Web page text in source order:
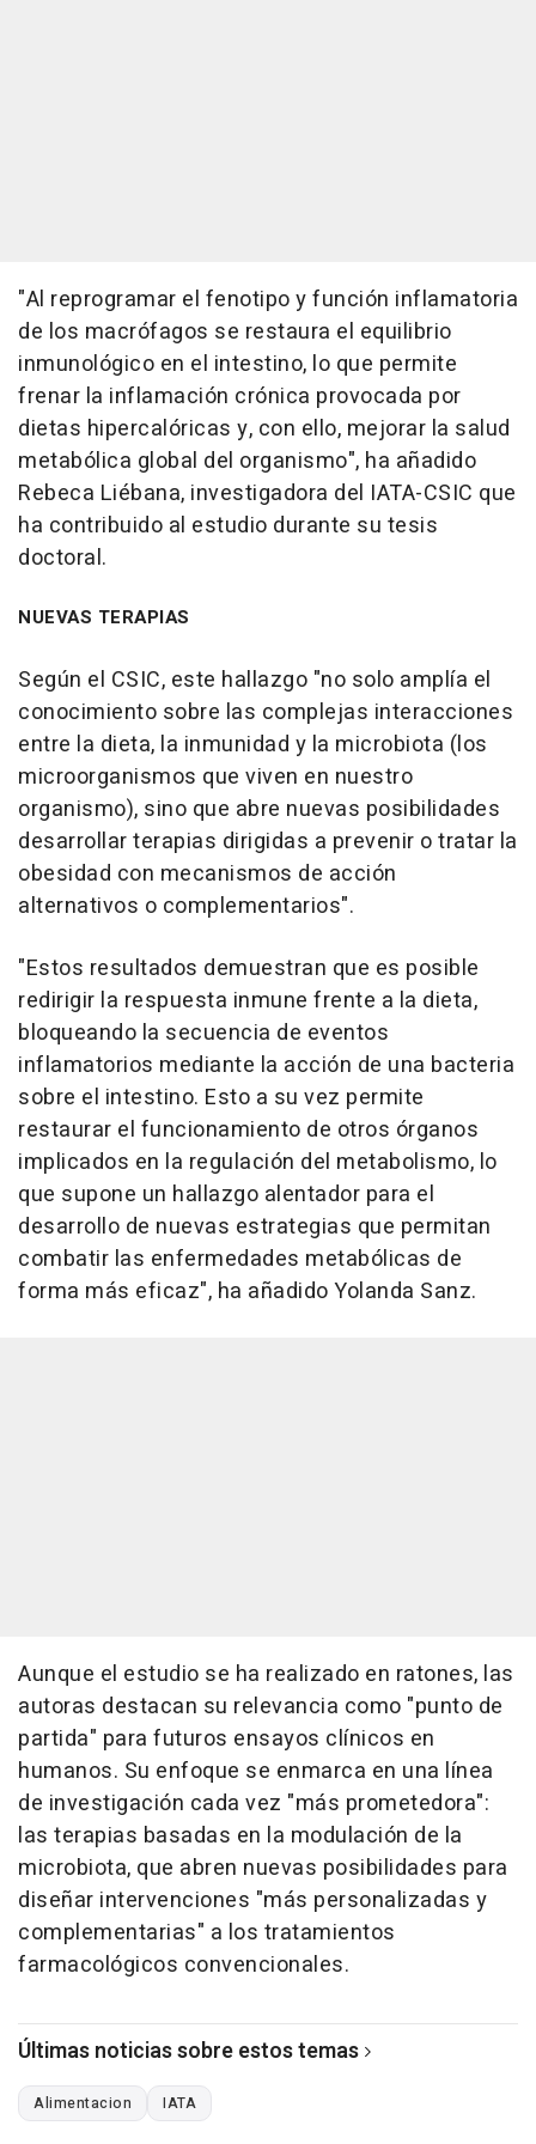
"Al reprogramar el fenotipo y función inflamatoria
de los macrófagos se restaura el equilibrio
inmunológico en el intestino, lo que permite
frenar la inflamación crónica provocada por
dietas hipercalóricas y, con ello, mejorar la salud
metabólica global del organismo", ha añadido
Rebeca Liébana, investigadora del IATA-CSIC que
ha contribuido al estudio durante su tesis
doctoral.
NUEVAS TERAPIAS
Según el CSIC, este hallazgo "no solo amplía el
conocimiento sobre las complejas interacciones
entre la dieta, la inmunidad y la microbiota (los
microorganismos que viven en nuestro
organismo), sino que abre nuevas posibilidades
desarrollar terapias dirigidas a prevenir o tratar la
obesidad con mecanismos de acción
alternativos o complementarios".
"Estos resultados demuestran que es posible
redirigir la respuesta inmune frente a la dieta,
bloqueando la secuencia de eventos
inflamatorios mediante la acción de una bacteria
sobre el intestino. Esto a su vez permite
restaurar el funcionamiento de otros órganos
implicados en la regulación del metabolismo, lo
que supone un hallazgo alentador para el
desarrollo de nuevas estrategias que permitan
combatir las enfermedades metabólicas de
forma más eficaz", ha añadido Yolanda Sanz.
Aunque el estudio se ha realizado en ratones, las
autoras destacan su relevancia como "punto de
partida" para futuros ensayos clínicos en
humanos. Su enfoque se enmarca en una línea
de investigación cada vez "más prometedora":
las terapias basadas en la modulación de la
microbiota, que abren nuevas posibilidades para
diseñar intervenciones "más personalizadas y
complementarias" a los tratamientos
farmacológicos convencionales.
Últimas noticias sobre estos temas
Alimentacion IATA